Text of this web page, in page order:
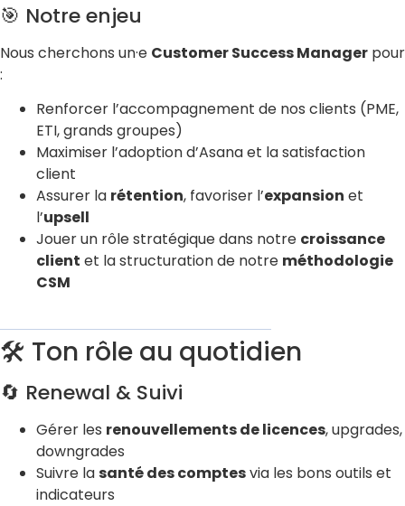
🎯 Notre enjeu
Nous cherchons un·e Customer Success Manager pour
:
Renforcer l’accompagnement de nos clients (PME,
ETI, grands groupes)
Maximiser l’adoption d’Asana et la satisfaction
client
Assurer la rétention, favoriser l’expansion et
l’upsell
Jouer un rôle stratégique dans notre croissance
client et la structuration de notre méthodologie
CSM
🛠️ Ton rôle au quotidien
🔄 Renewal & Suivi
Gérer les renouvellements de licences, upgrades,
downgrades
Suivre lasanté des comptesvia les bons outils et
indicateurs